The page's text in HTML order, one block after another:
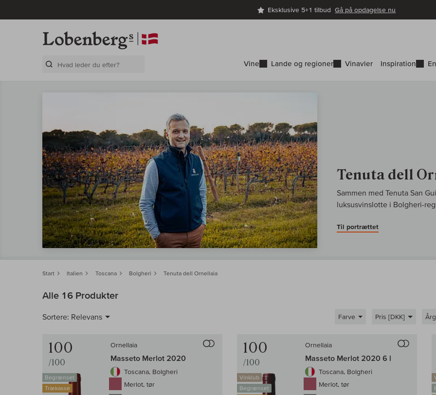
Eksklusive 5+1 tilbudGå på opdagelse nu
Vine Lande og regioner Vinavler Inspiration
Tenuta dell
Sammen med Tenuta San
luksusvinslotte i Bolgheri-
Til portrættet
Start Italien Toscana Bolgheri Tenuta dell Ornellaia
Alle 16 Produkter
Sortere: Relevans Farve Pris [DKK]
100
/100
Begrænset
Trækasse
Ornellaia
Masseto Merlot 2020
Toscana, Bolgheri
Merlot, tør
100
/100
Vinklub
Begrænset
Ornellaia
Masseto Merlot 2020 6 l
Toscana, Bolgheri
Merlot, tør